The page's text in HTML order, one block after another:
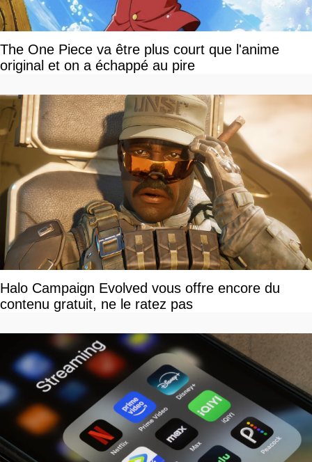
The One Piece va être plus court que l'anime
original et on a échappé au pire
Halo Campaign Evolved vous offre encore du
contenu gratuit, ne le ratez pas